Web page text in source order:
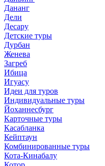
Дананг
Дели
Десару
Детские туры
Дурбан
Женева
Загреб
Ибица
Игуасу
Идеи для туров
Индивидуальные туры
Йоханнесбург
Карточные туры
Касабланка
Кейптаун
Комбинированные туры
Кота-Кинабалу